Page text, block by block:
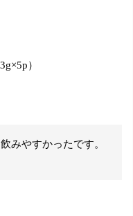
）
みやすかったです。